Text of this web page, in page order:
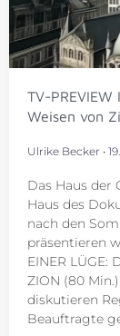
TV-PREVIEW
Weisen von
Ulrike Becker
Das Haus der
Haus des
nach den
präsentieren
EINER LÜGE:
ZION (80
diskutieren
Beauftragte